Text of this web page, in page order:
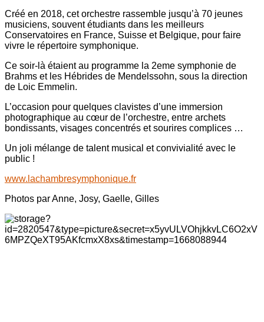
Créé en 2018, cet orchestre rassemble jusqu’à 70 jeunes
musiciens, souvent étudiants dans les meilleurs
Conservatoires en France, Suisse et Belgique, pour faire
vivre le répertoire symphonique.
Ce soir-là étaient au programme la 2eme symphonie de
Brahms et les Hébrides de Mendelssohn, sous la direction
de Loic Emmelin.
L’occasion pour quelques clavistes d’une immersion
photographique au cœur de l’orchestre, entre archets
bondissants, visages concentrés et sourires complices …
Un joli mélange de talent musical et convivialité avec le
public !
www.lachambresymphonique.fr
Photos par Anne, Josy, Gaelle, Gilles